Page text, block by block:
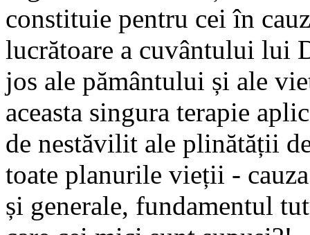
constituie pentru cei în
lucrătoare a cuvântului lui
jos ale pământului și ale
aceasta singura terapie
de nestăvilit ale plinătății
toate planurile vieții -
și generale, fundamentul